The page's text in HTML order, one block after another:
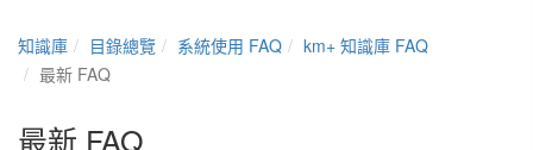
知識庫 目錄總覽 系統使用 FAQ
km+ 知識庫 FAQ
最新 FAQ
最新 FAQ